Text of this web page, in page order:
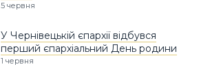
5 червня
У Чернівецькій єпархії відбувся
перший єпархіальний День родини
1 червня